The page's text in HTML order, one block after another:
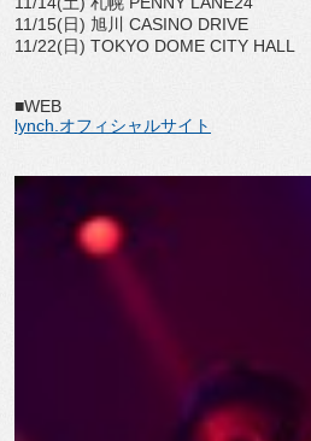
11/15(日) 旭川 CASINO DRIVE
11/22(日) TOKYO DOME CITY HALL
■WEB
lynch.オフィシャルサイト